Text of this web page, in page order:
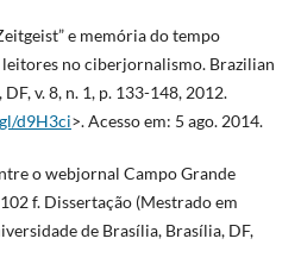
e memória do tempo
no ciberjornalismo. Brazilian
v. 8, n. 1, p. 133-148, 2012.
d9H3ci>. Acesso em: 5 ago. 2014.
o webjornal Campo Grande
f. Dissertação (Mestrado em
de Brasília, Brasília, DF,